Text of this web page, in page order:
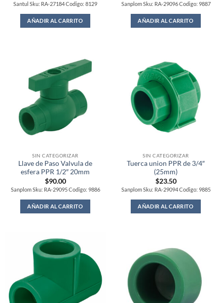
Santul Sku: RA-27184 Codigo: 8129
AÑADIR AL CARRITO
Sanplom Sku: RA-29096 Codigo: 9887
AÑADIR AL CARRITO
SIN CATEGORIZAR
Llave de Paso Valvula de
esfera PPR 1/2″ 20mm
$90.00
Sanplom Sku: RA-29095 Codigo: 9886
AÑADIR AL CARRITO
SIN CATEGORIZAR
Tuerca union PPR de 3/4″
(25mm)
$23.50
Sanplom Sku: RA-29094 Codigo: 9885
AÑADIR AL CARRITO